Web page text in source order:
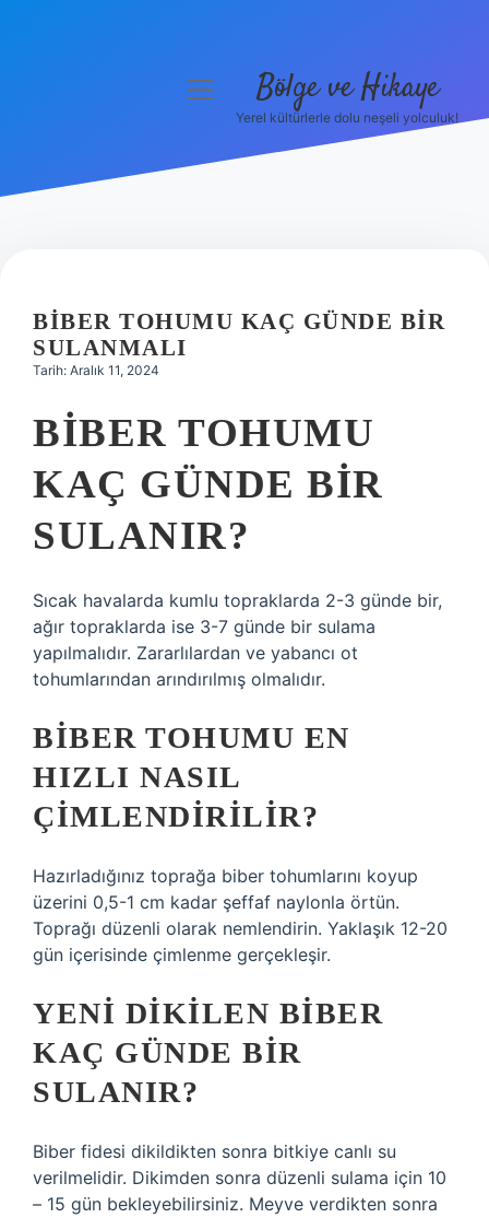
Hakkımızda
menüyü
Bölge ve Hikaye
Yerel kültürlerle dolu neşeli yolculuk!
BIBER TOHUMU KAÇ GÜNDE BIR
SULANMALI
Tarih: Aralık 11, 2024
BIBER TOHUMU
KAÇ GÜNDE BIR
SULANIR?
Sıcak havalarda kumlu topraklarda 2-3 günde bir,
ağır topraklarda ise 3-7 günde bir sulama
yapılmalıdır. Zararlılardan ve yabancı ot
tohumlarından arındırılmış olmalıdır.
BIBER TOHUMU EN
HIZLI NASIL
ÇIMLENDIRILIR?
Hazırladığınız toprağa biber tohumlarını koyup
üzerini 0,5-1 cm kadar şeffaf naylonla örtün.
Toprağı düzenli olarak nemlendirin. Yaklaşık 12-20
gün içerisinde çimlenme gerçekleşir.
YENI DIKILEN BIBER
KAÇ GÜNDE BIR
SULANIR?
Biber fidesi dikildikten sonra bitkiye canlı su
verilmelidir. Dikimden sonra düzenli sulama için 10
– 15 gün bekleyebilirsiniz. Meyve verdikten sonra